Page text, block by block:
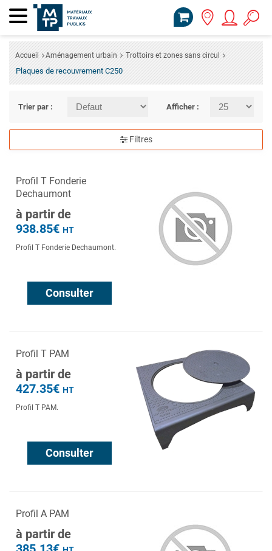
Accueil Aménagement urbain Trottoirs et zones sans circul
Plaques de recouvrement C250
Trier par : Afficher :
Filtres
Profil T Fonderie
Dechaumont
à partir de
938.85€ HT
Profil T Fonderie Dechaumont.
Consulter
Profil T PAM
à partir de
427.35€ HT
Profil T PAM.
Consulter
Profil A PAM
à partir de